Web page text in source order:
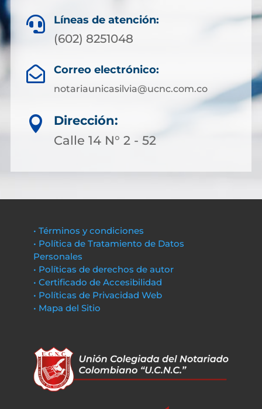
 Líneas de atención:
(602) 8251048
 Correo electrónico:
notariaunicasilvia@ucnc.com.co

Dirección:
Calle 14 N° 2 - 52
• Términos y condiciones
• Política de Tratamiento de Datos
Personales
• Políticas de derechos de autor
• Certificado de Accesibilidad
• Políticas de Privacidad Web
• Mapa del Sitio